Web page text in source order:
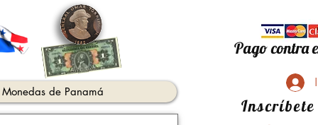
Monedas de Panamá
Pago contra